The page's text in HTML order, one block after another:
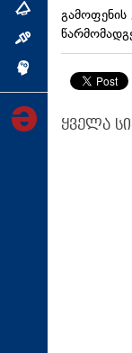
ინტერვიუ
ყველა